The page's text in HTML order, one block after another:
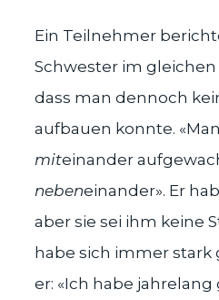
Ein Teilnehmer
Schwester im
dass man dennoch
aufbauen konnte.
miteinander
nebeneinander». Er
aber sie sei ihm keine
habe sich immer stark
er: «Ich habe